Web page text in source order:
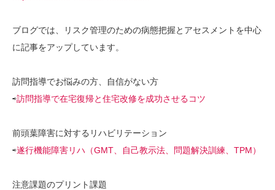
ブログでは、リスク管理のための病態把握とアセスメントを中心
に記事をアップしています。
訪問指導でお悩みの方、自信がない方
⇨訪問指導で在宅復帰と住宅改修を成功させるコツ
前頭葉障害に対するリハビリテーション
⇨遂行機能障害リハ（GMT、自己教示法、問題解決訓練、TPM）
注意課題のプリント課題